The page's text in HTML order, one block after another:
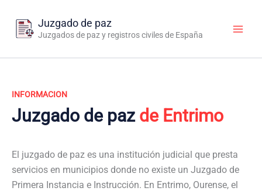
contenido
Juzgado de paz
Juzgados de paz y registros civiles de España
INFORMACION
Juzgado de paz de Entrimo
El juzgado de paz es una institución judicial que presta
servicios en municipios donde no existe un Juzgado de
Primera Instancia e Instrucción. En Entrimo, Ourense, el